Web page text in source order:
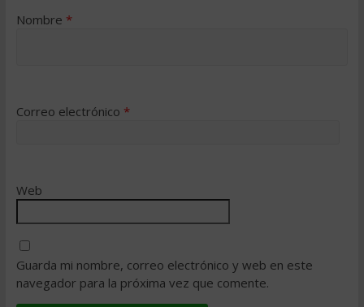
Nombre *
Correo electrónico *
Web
Guarda mi nombre, correo electrónico y web en este
navegador para la próxima vez que comente.